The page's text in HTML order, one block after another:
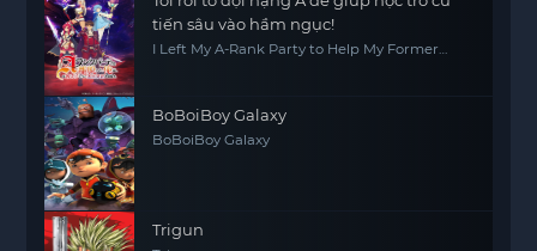
tiến sâu vào hầm ngục!
I Left My A-Rank Party to Help My Former
BoBoiBoy Galaxy
BoBoiBoy Galaxy
Trigun